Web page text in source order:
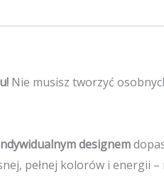
Nie musisz tworzyć
designem
pełnej kolorów i energii